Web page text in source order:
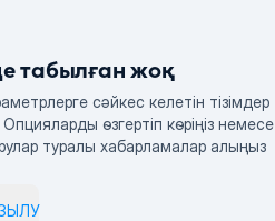
табылған жоқ
сәйкес келетін тізімдер
өзгертіп көріңіз немесе
туралы хабарламалар алыңыз